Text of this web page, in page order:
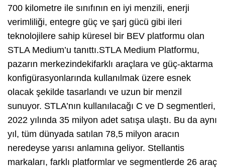
700 kilometre ile sınıfının en iyi menzili, enerji
verimliliği, entegre güç ve şarj gücü gibi ileri
teknolojilere sahip küresel bir BEV platformu olan
STLA Medium’u tanıttı.STLA Medium Platformu,
pazarın merkezindekifarklı araçlara ve güç-aktarma
konfigürasyonlarında kullanılmak üzere esnek
olacak şekilde tasarlandı ve uzun bir menzil
sunuyor. STLA’nın kullanılacağı C ve D segmentleri,
2022 yılında 35 milyon adet satışa ulaştı. Bu da aynı
yıl, tüm dünyada satılan 78,5 milyon aracın
neredeyse yarısı anlamına geliyor. Stellantis
markaları, farklı platformlar ve segmentlerde 26 araç